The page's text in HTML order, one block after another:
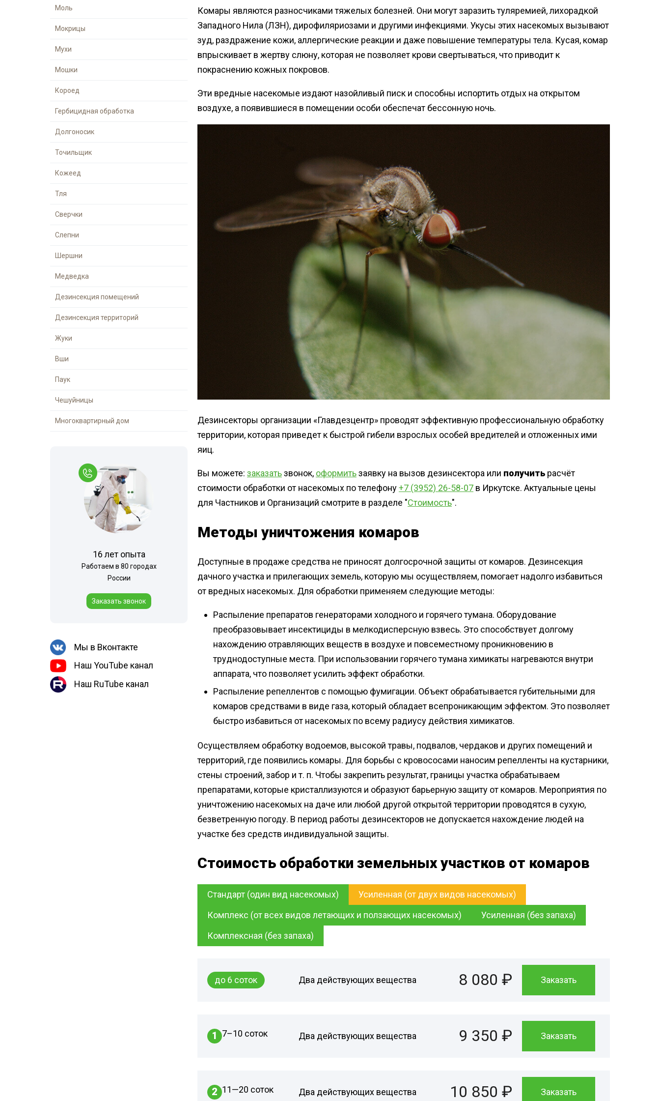
Дезинсекция территорий
Жуки
Чешуйницы
Многоквартирный дом
Дезинфекция рабочего
Дезинфекция спортзалов
Обработка рыбного цеха
Дезинфекция предприятий
мясной промышленности
Обработка кондитерского
цеха
Моль
Мокрицы
Мухи
Мошки
Короед
Гербицидная обработка
Долгоносик
Точильщик
Кожеед
Тля
Сверчки
Слепни
Шершни
Медведка
Дезинсекция помещений
Дезинсекция территорий
Жуки
Вши
Паук
Чешуйницы
Многоквартирный дом
16 лет опыта
Работаем в 80 городах
России
Заказать звонок
Мы в Вконтакте
Наш YouTube канал
Наш RuTube канал
Комары являются разносчиками тяжелых болезней. Они могут заразить туляремией, лихорадкой
Западного Нила (ЛЗН), дирофиляриозами и другими инфекциями. Укусы этих насекомых вызывают
зуд, раздражение кожи, аллергические реакции и даже повышение температуры тела. Кусая, комар
впрыскивает в жертву слюну, которая не позволяет крови свертываться, что приводит к
покраснению кожных покровов.
Эти вредные насекомые издают назойливый писк и способны испортить отдых на открытом
воздухе, а появившиеся в помещении особи обеспечат бессонную ночь.
Дезинсекторы организации «Главдезцентр» проводят эффективную профессиональную обработку
территории, которая приведет к быстрой гибели взрослых особей вредителей и отложенных ими
яиц.
Вы можете: заказатьзвонок, оформитьзаявку на вызов дезинсектора или получить расчёт
стоимости обработки от насекомых по телефону+7 (3952) 26-58-07 в Иркутске. Актуальные цены
для Частников и Организаций смотрите в разделе "Стоимость".
Методы уничтожения комаров
Доступные в продаже средства не приносят долгосрочной защиты от комаров. Дезинсекция
дачного участка и прилегающих земель, которую мы осуществляем, помогает надолго избавиться
от вредных насекомых. Для обработки применяем следующие методы:
Распыление препаратов генераторами холодного и горячего тумана. Оборудование
преобразовывает инсектициды в мелкодисперсную взвесь. Это способствует долгому
нахождению отравляющих веществ в воздухе и повсеместному проникновению в
труднодоступные места. При использовании горячего тумана химикаты нагреваются внутри
аппарата, что позволяет усилить эффект обработки.
Распыление репеллентов с помощью фумигации. Объект обрабатывается губительными для
комаров средствами в виде газа, который обладает всепроникающим эффектом. Это позволяет
быстро избавиться от насекомых по всему радиусу действия химикатов.
Осуществляем обработку водоемов, высокой травы, подвалов, чердаков и других помещений и
территорий, где появились комары. Для борьбы с кровососами наносим репелленты на кустарники,
стены строений, забор и т. п. Чтобы закрепить результат, границы участка обрабатываем
препаратами, которые кристаллизуются и образуют барьерную защиту от комаров. Мероприятия по
уничтожению насекомых на даче или любой другой открытой территории проводятся в сухую,
безветренную погоду. В период работы дезинсекторов не допускается нахождение людей на
участке без средств индивидуальной защиты.
Стоимость обработки земельных участков от комаров
Cтандарт (один вид насекомых)
Усиленная (от двух видов насекомых)
Комплекс (от всех видов летающих и ползающих насекомых)
Усиленная (без запаха)
Комплексная (без запаха)
до 6 соток Два действующих вещества 8 080 ₽ Заказать
1 7–10 соток Два действующих вещества 9 350 ₽ Заказать
2 11—20 соток Два действующих вещества 10 850 ₽ Заказать